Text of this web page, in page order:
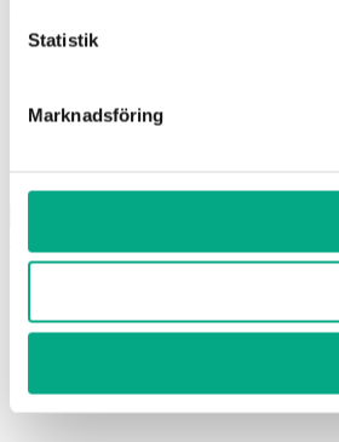
Statistik
Marknadsföring
Kom ihåg mig